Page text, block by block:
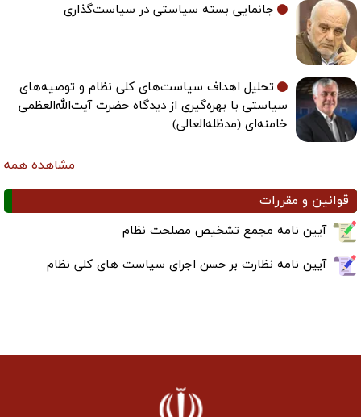
جانمایی بسته سیاستی در سیاست‌گذاری
تحلیل اهداف سیاست‌های کلی نظام و توصیه‌های
سیاستی با بهره‌گیری از دیدگاه حضرت آیت‌الله‌العظمی
خامنه‌ای (مدظله‌العالی)
مشاهده همه
قوانین و مقررات
آیین نامه مجمع تشخیص مصلحت نظام
آیین نامه نظارت بر حسن اجرای سیاست های کلی نظام